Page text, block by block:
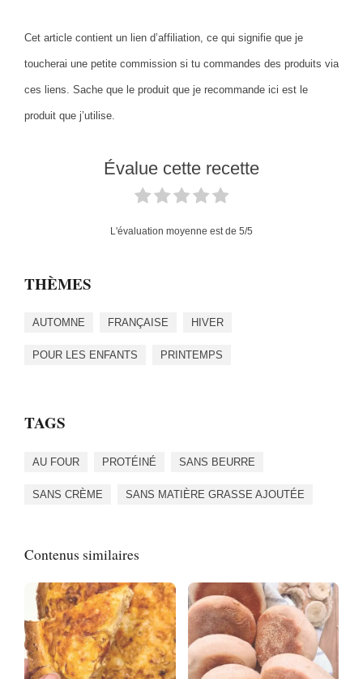
Cet article contient un lien d’affiliation, ce qui signifie que je
toucherai une petite commission si tu commandes des produits via
ces liens. Sache que le produit que je recommande ici est le
produit que j’utilise.
Évalue cette recette
L'évaluation moyenne est de 5/5
THÈMES
AUTOMNE FRANÇAISE HIVER
POUR LES ENFANTS PRINTEMPS
TAGS
AU FOUR PROTÉINÉ SANS BEURRE
SANS CRÈME SANS MATIÈRE GRASSE AJOUTÉE
Contenus similaires